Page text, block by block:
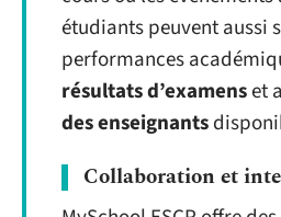
étudiants peuvent aussi
performances
résultats d’examenset
des enseignants
Collaboration et